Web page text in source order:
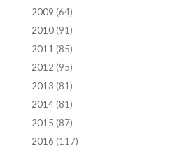
2009 (64)
2010(91)
2011 (85)
2012 (95)
2013 (81)
2014(81)
2015 (87)
2016 (117)